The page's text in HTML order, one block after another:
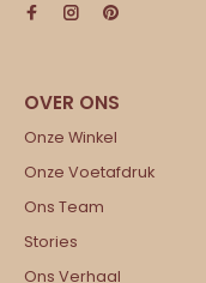
Onze Winkel
Onze Voetafdruk
Ons Team
Stories
Ons Verhaal